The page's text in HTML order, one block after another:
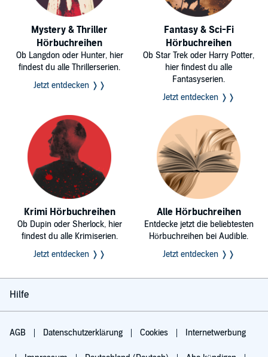
Mystery & Thriller
Hörbuchreihen
Ob Langdon oder Hunter, hier
findest du alle Thrillerserien.
Jetzt entdecken ❭❭
Fantasy & Sci-Fi
Hörbuchreihen
Ob Star Trek oder Harry Potter,
hier findest du alle
Fantasyserien.
Jetzt entdecken ❭❭
Krimi Hörbuchreihen
Ob Dupin oder Sherlock, hier
findest du alle Krimiserien.
Jetzt entdecken ❭❭
Alle Hörbuchreihen
Entdecke jetzt die beliebtesten
Hörbuchreihen bei Audible.
Jetzt entdecken ❭❭
Hilfe
AGB Datenschutzerklärung Cookies Internetwerbung